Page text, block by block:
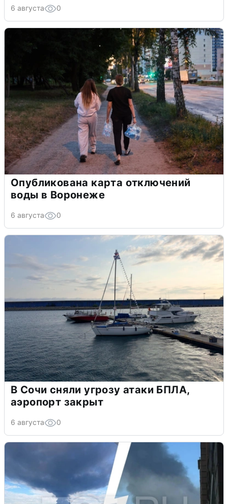
6 августа 0
Опубликована карта отключений
воды в Воронеже
6 августа 0
В Сочи сняли угрозу атаки БПЛА,
аэропорт закрыт
6 августа 0